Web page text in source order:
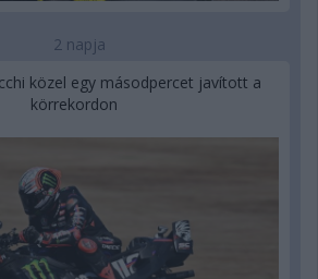
2 napja
közel egy másodpercet javított a
körrekordon